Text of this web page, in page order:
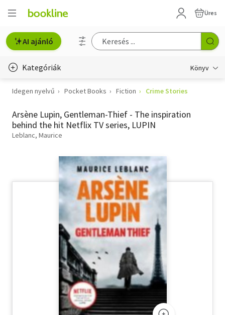
Üres
AI ajánló
Kategóriák Könyv
Életmód, egészség
Erotika
Gyermek- és ifjúsági
Hobbi, szabadidő
Szótár, nyelvkönyv
Tankönyv, segédkönyv
Társadalomtudomány
Természettudomány
Idegen nyelvű Pocket Books Fiction Crime Stories
Arsène Lupin, Gentleman-Thief - The inspiration
behind the hit Netflix TV series, LUPIN
Leblanc, Maurice